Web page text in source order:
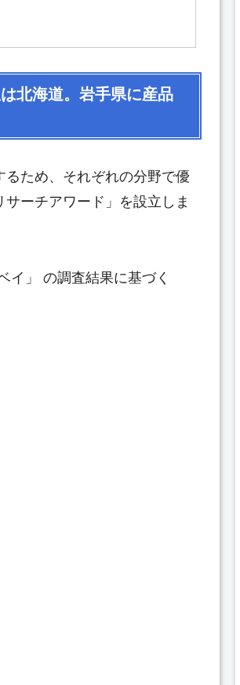
北海道。岩手県に産品
ため、それぞれの分野で優
ーチアワード」を設立しま
イ」 の調査結果に基づく